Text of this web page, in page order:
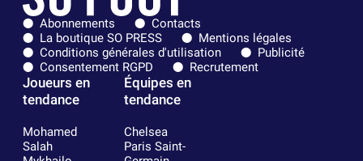
Abonnements
Contacts
La boutique SO PRESS
Mentions légales
Conditions générales d'utilisation
Publicité
Consentement RGPD
Recrutement
Joueurs en
tendance
Mohamed
Salah
Équipes en
tendance
Chelsea
Paris Saint-